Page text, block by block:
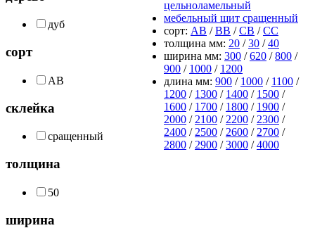
дуб
сорт
AB
склейка
сращенный
толщина
50
ширина
цельноламельный
мебельный щит сращенный
сорт: АВ /ВВ /СВ /СС
толщина мм: 20 /30 /40
ширина мм: 300 /620 /800 /
900 / 1000 / 1200
длина мм: 900 / 1000 / 1100 /
1200 / 1300 / 1400 / 1500 /
1600 / 1700 / 1800 / 1900 /
2000 /2100 /2200 /2300 /
2400 /2500 /2600 /2700 /
2800 /2900 /3000 /4000